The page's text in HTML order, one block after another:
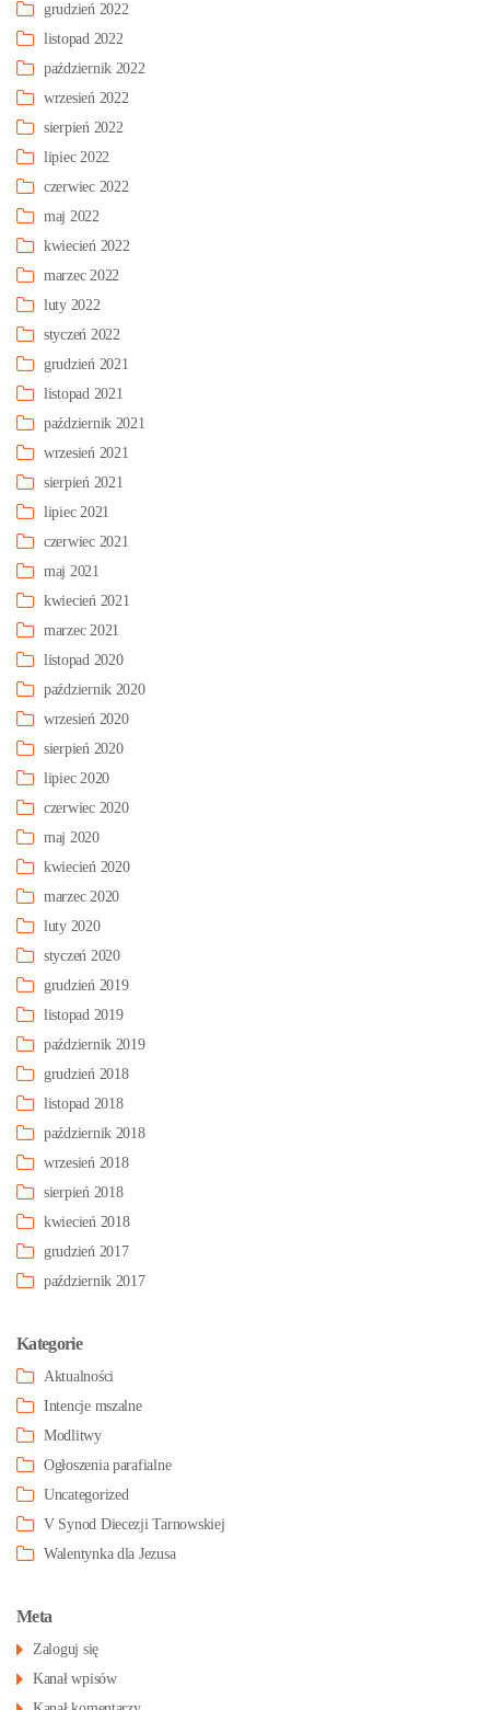
grudzień 2022
listopad 2022
październik 2022
wrzesień 2022
sierpień 2022
lipiec 2022
czerwiec 2022
maj 2022
kwiecień 2022
marzec 2022
luty 2022
styczeń 2022
grudzień 2021
listopad 2021
październik 2021
wrzesień 2021
sierpień 2021
lipiec 2021
czerwiec 2021
maj 2021
kwiecień 2021
marzec 2021
listopad 2020
październik 2020
wrzesień 2020
sierpień 2020
lipiec 2020
czerwiec 2020
maj 2020
kwiecień 2020
marzec 2020
luty 2020
styczeń 2020
grudzień 2019
listopad 2019
październik 2019
grudzień 2018
listopad 2018
październik 2018
wrzesień 2018
sierpień 2018
kwiecień 2018
grudzień 2017
październik 2017
Kategorie
Aktualności
Intencje mszalne
Modlitwy
Ogłoszenia parafialne
Uncategorized
V Synod Diecezji Tarnowskiej
Walentynka dla Jezusa
Meta
Zaloguj się
Kanał wpisów